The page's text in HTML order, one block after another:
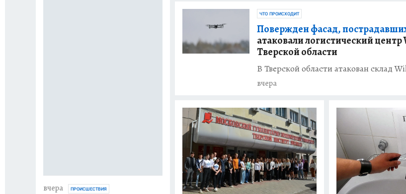
ЧТО ПРОИСХОДИТ
Повержден фасад,
атаковали логистический
Тверской области
В Тверской области атакован склад
вчера
вчера ПРОИСШЕСТВИЯ
ОБЩЕСТВО
Двоих мужчин оштрафовали на
20 млн рублей за попытку
подкупа сотрудника ФСБ
скорой медицинской помощи в